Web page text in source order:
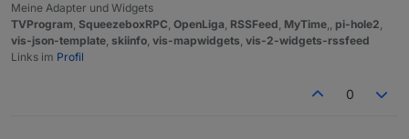
Meine Adapter und Widgets
TVProgram, SqueezeboxRPC, OpenLiga, RSSFeed, MyTime,, pi-hole2,
vis-json-template, skiinfo, vis-mapwidgets, vis-2-widgets-rssfeed
Links im Profil
0